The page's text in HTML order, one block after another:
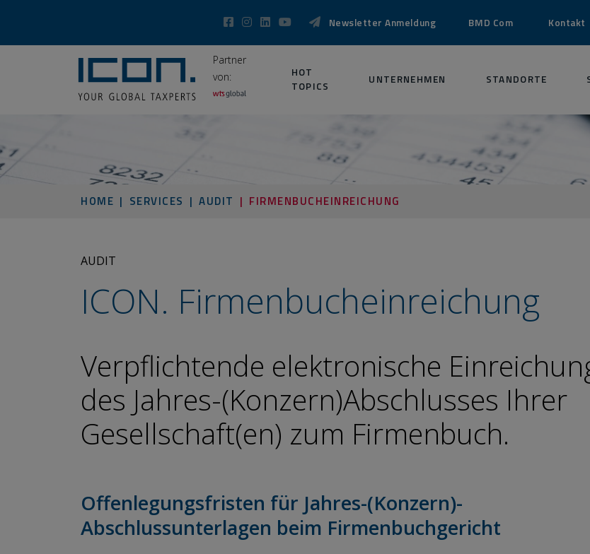
Newsletter Anmeldung BMD Com Kontakt
Partner
von:
HOT
TOPICS
UNTERNEHMEN STANDORTE
HOME SERVICES AUDIT FIRMENBUCHEINREICHUNG
AUDIT
ICON. Firmenbucheinreichung​​​​​​
Verpflichtende elektronische
des Jahres-(Konzern)Abschlusses Ihrer
Gesellschaft(en) zum Firmenbuch.
Offenlegungsfristen für Jahres-(Konzern)-
Abschlussunterlagen beim Firmenbuchgericht